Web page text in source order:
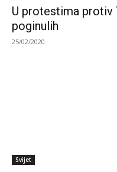
U protestima protiv
poginulih
25/02/2020
Svijet